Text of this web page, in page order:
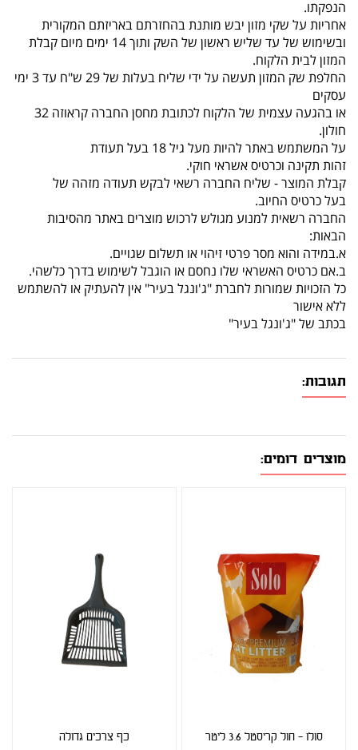
הנפקתו.
אחריות על שקי מזון יבש מותנת בהחזרתם באריזתם המקורית
ובשימוש של עד שליש ראשון של השק ותוך 14 ימים מיום קבלת
המזון לבית הלקוח.
החלפת שק המזון תעשה על ידי שליח בעלות של 29 ש"ח עד 3 ימי
עסקים
או בהגעה עצמית של הלקוח לכתובת מחסן החברה קראוזה 32
חולון.
על המשתמש באתר להיות מעל גיל 18 בעל תעודת
זהות תקינה וכרטיס אשראי חוקי.
קבלת המוצר - שליח החברה רשאי לבקש תעודה מזהה של
בעל כרטיס החיוב.
החברה רשאית למנוע מגולש לרכוש מוצרים באתר מהסיבות
הבאות:
א.במידה והוא מסר פרטי זיהוי או תשלום שגויים.
ב.אם כרטיס האשראי שלו נחסם או הוגבל לשימוש בדרך כלשהי.
כל הזכויות שמורות לחברת "ג'ונגל בעיר" אין להעתיק או להשתמש
ללא אישור
בכתב של "ג'ונגל בעיר"
תגובות:
מוצרים דומים:
סולו - חול קריסטל 3.6 ליטר כף צרכים גדולה